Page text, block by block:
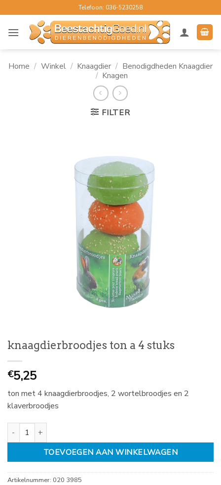
naar
inhoud
Telefoon: 036-5230258
Home / Winkel / Knaagdier / Benodigdheden Knaagdier
/ Knagen
FILTER
knaagdierbroodjes ton a 4 stuks
€5,25
ton met 4 knaagdierbroodjes, 2 wortelbroodjes en 2
klaverbroodjes
knaagdierbroodjes ton a 4 stuks aantal
TOEVOEGEN AAN WINKELWAGEN
Artikelnummer: 020 3985